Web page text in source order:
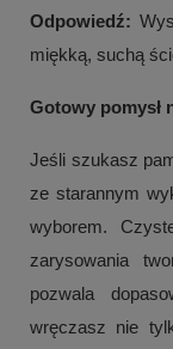
Odpowiedź:
miękką, suchą
Gotowy pomysł
Jeśli szukasz
ze starannym
wyborem.
zarysowania
pozwala
wręczasz nie